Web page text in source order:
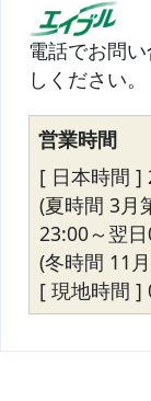
電話でお問
しください。
営業時間
[ 日本時間 ]
(夏時間 3月
23:00～翌
(冬時間 11
[ 現地時間 ]